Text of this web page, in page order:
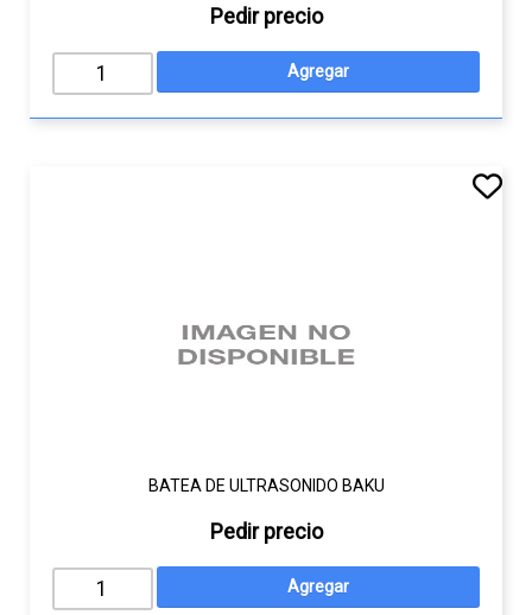
Pedir precio
BATEA DE ULTRASONIDO BAKU
Pedir precio